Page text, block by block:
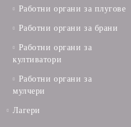
Работни органи за плугове
Работни органи за брани
Работни органи за
култиватори
Работни органи за
мулчери
Лагери